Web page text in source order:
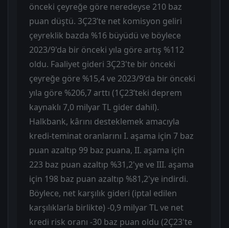
önceki çeyreğe göre neredeyse 210 baz
puan düştü. 3Ç23’te net komisyon geliri
çeyreklik bazda %16 büyüdü ve böylece
2023/9'da bir önceki yıla göre artış %112
oldu. Faaliyet gideri 3Ç23'te bir önceki
çeyreğe göre %15,4 ve 2023/9'da bir önceki
yıla göre %206,7 arttı (1Ç23’teki deprem
kaynaklı 7,0 milyar TL gider dahil).
Halkbank, kârını desteklemek amacıyla
kredi-teminat oranlarını I. aşama için 7 baz
puan azaltıp 99 baz puana, II. aşama için
223 baz puan azaltıp %31,2'ye ve III. aşama
için 198 baz puan azaltıp %81,2'ye indirdi.
Böylece, net karşılık gideri (iptal edilen
karşılıklarla birlikte) -0,9 milyar TL ve net
kredi risk oranı -30 baz puan oldu (2Ç23'te